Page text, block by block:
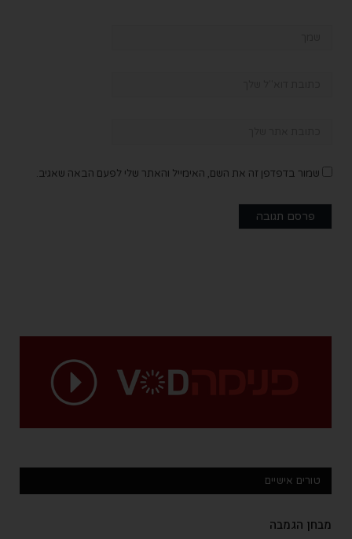
שמור בדפדפן זה את השם, האימייל והאתר שלי לפעם הבאה שאגיב.
טורים אישיים
מבחן הגמבה